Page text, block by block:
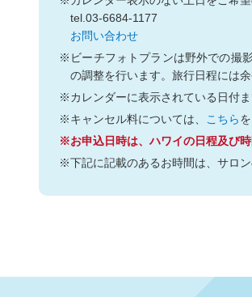
tel.03-6684-1177
お問い合わせ
※ビーチフォトプランは野外での撮
の調整を行います。旅行日程には
※カレンダーに表示されている日付
※キャンセル料については、
こちら
※お申込日時は、ハワイの日程及び時
※下記に記載のあるお時間は、サロン